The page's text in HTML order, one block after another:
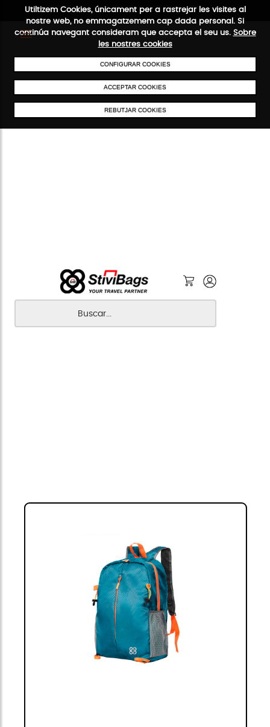
Utiltizem Cookies, únicament per a rastrejar les visites al
nostre web, no emmagatzemem cap dada personal. Si
continúa navegant consideram que accepta el seu us. Sobre
les nostres cookies
CONFIGURAR COOKIES
ACCEPTAR COOKIES
REBUTJAR COOKIES
ENVIAMENTS GRATUÏTS A PARTIR DE 50 €